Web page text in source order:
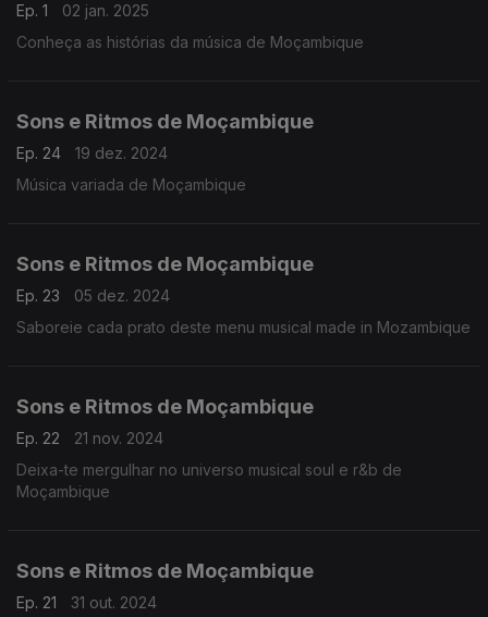
Ep. 1
02 jan. 2025
Conheça as histórias da música de Moçambique
Sons e Ritmos de Moçambique
Ep. 24
19 dez. 2024
Música variada de Moçambique
Sons e Ritmos de Moçambique
Ep. 23
05 dez. 2024
Saboreie cada prato deste menu musical made in Mozambique
Sons e Ritmos de Moçambique
Ep. 22
21 nov. 2024
Deixa-te mergulhar no universo musical soul e r&b de
Moçambique
Sons e Ritmos de Moçambique
Ep. 21
31 out. 2024